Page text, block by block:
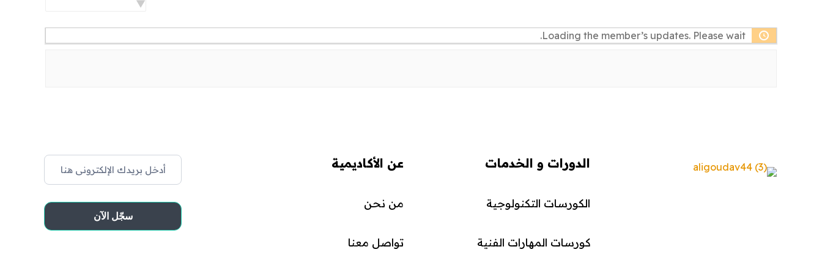
Loading the member’s updates. Please wait.
الدورات و الخدمات
الكورسات التكنولوجية
كورسات المهارات الفنية
عن الأكاديمية
من نحن
تواصل معنا